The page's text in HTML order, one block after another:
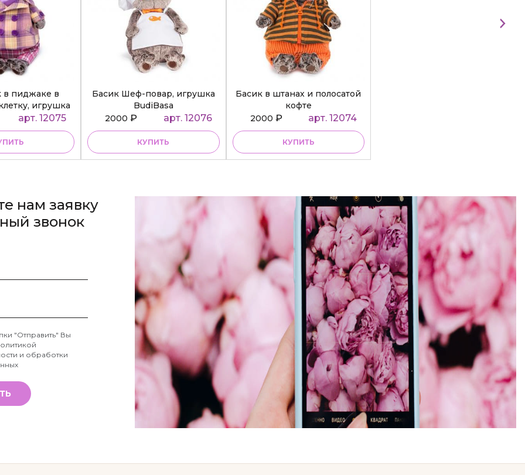
в пиджаке в
игрушка
арт. 12075
Басик Шеф-повар, игрушка
BudiBasa
2000₽ арт. 12076
КУПИТЬ
Басик в штанах и полосатой
кофте
2000 ₽ арт. 12074
КУПИТЬ
нам заявку
звонок
"Отправить" Вы
и обработки